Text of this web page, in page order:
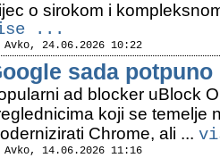
o sirokom i
...
Avko, 24.06.2026 10:22
sada
ad blocker uBlock
koji se temelje
Chrome, ali ...
Avko, 14.06.2026 11:16